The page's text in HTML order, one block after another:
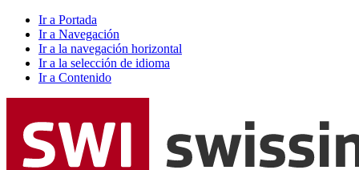
Ir a Portada
Ir a Navegación
Ir a la navegación horizontal
Ir a la selección de idioma
Ir a Contenido